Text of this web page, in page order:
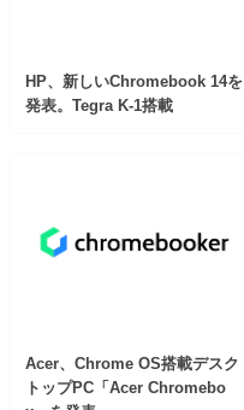
HP、新しいChromebook 14を
発表。Tegra K-1搭載
Acer、Chrome OS搭載デスク
トップPC「Acer Chromebo